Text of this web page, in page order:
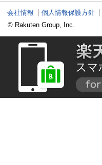
会社情報 個人情報保護方針
© Rakuten Group, Inc.